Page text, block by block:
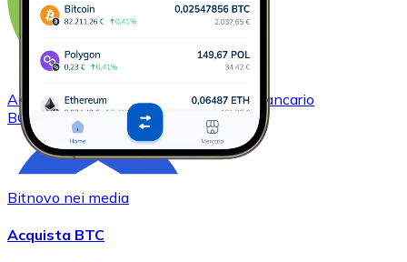
AcquistareBitcoin Cash
con bonifico bancario
BCH
Bitnovo nei media
Acquista BTC